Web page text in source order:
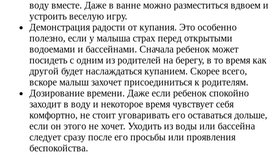
воду вместе. Даже в ванне можно разместиться вдвоем и
устроить веселую игру.
Демонстрация радости от купания. Это особенно
полезно, если у малыша страх перед открытыми
водоемами и бассейнами. Сначала ребенок может
посидеть с одним из родителей на берегу, в то время как
другой будет наслаждаться купанием. Скорее всего,
вскоре малыш захочет присоединиться к родителям.
Дозирование времени. Даже если ребенок спокойно
заходит в воду и некоторое время чувствует себя
комфортно, не стоит уговаривать его оставаться дольше,
если он этого не хочет. Уходить из воды или бассейна
следует сразу после его просьбы или проявления
беспокойства.